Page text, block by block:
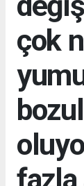
çok
fazla